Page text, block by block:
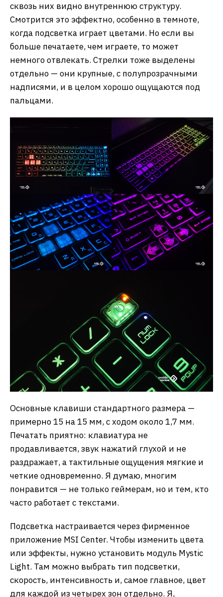
сквозь них видно внутреннюю структуру.
Смотрится это эффектно, особенно в темноте,
когда подсветка играет цветами. Но если вы
больше печатаете, чем играете, то может
немного отвлекать. Стрелки тоже выделены
отдельно — они крупные, с полупрозрачными
надписями, и в целом хорошо ощущаются под
пальцами.
Основные клавиши стандартного размера —
примерно 15 на 15 мм, с ходом около 1,7 мм.
Печатать приятно: клавиатура не
продавливается, звук нажатий глухой и не
раздражает, а тактильные ощущения мягкие и
четкие одновременно. Я думаю, многим
понравится — не только геймерам, но и тем, кто
часто работает с текстами.
Подсветка настраивается через фирменное
приложение MSI Center. Чтобы изменить цвета
или эффекты, нужно установить модуль Mystic
Light. Там можно выбрать тип подсветки,
скорость, интенсивность и, самое главное, цвет
для каждой из четырех зон отдельно. Я,